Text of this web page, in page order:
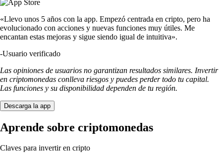
«Llevo unos 5 años con la app. Empezó centrada en cripto, pero ha
evolucionado con acciones y nuevas funciones muy útiles. Me
encantan estas mejoras y sigue siendo igual de intuitiva».
-Usuario verificado
Las opiniones de usuarios no garantizan resultados similares. Invertir
en criptomonedas conlleva riesgos y puedes perder todo tu capital.
Las funciones y su disponibilidad dependen de tu región.
Descarga la app
Aprende sobre criptomonedas
Claves para invertir en cripto